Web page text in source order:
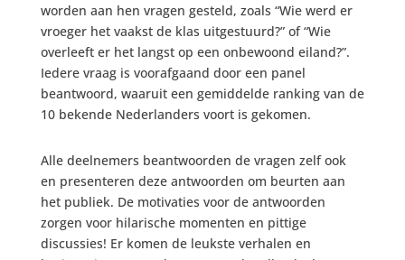
worden aan hen vragen gesteld, zoals “Wie werd er
vroeger het vaakst de klas uitgestuurd?” of “Wie
overleeft er het langst op een onbewoond eiland?”.
Iedere vraag is voorafgaand door een panel
beantwoord, waaruit een gemiddelde ranking van de
10 bekende Nederlanders voort is gekomen.
Alle deelnemers beantwoorden de vragen zelf ook
en presenteren deze antwoorden om beurten aan
het publiek. De motivaties voor de antwoorden
zorgen voor hilarische momenten en pittige
discussies! Er komen de leukste verhalen en